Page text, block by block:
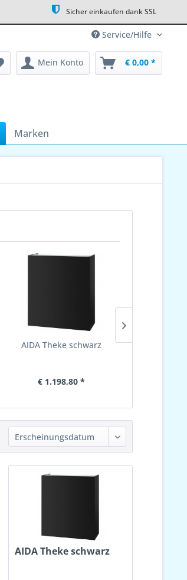
Sicher einkaufen dank SSL
Service/Hilfe
Mein Konto € 0,00 *
Marken
AIDA Theke schwarz
€ 1.198,80 *
AIDA Theke schwarz